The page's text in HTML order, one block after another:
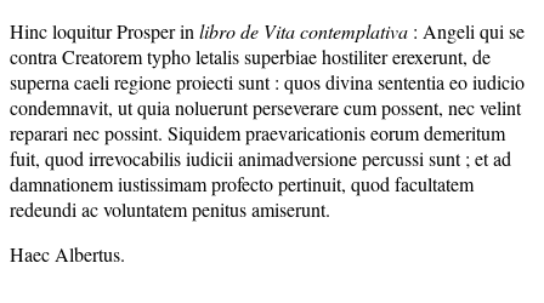
Hinc loquitur Prosper in libro de Vita contemplativa : Angeli qui se
contra Creatorem typho letalis superbiae hostiliter erexerunt, de
superna caeli regione proiecti sunt : quos divina sententia eo iudicio
condemnavit, ut quia noluerunt perseverare cum possent, nec velint
reparari nec possint. Siquidem praevaricationis eorum demeritum
fuit, quod irrevocabilis iudicii animadversione percussi sunt ; et ad
damnationem iustissimam profecto pertinuit, quod facultatem
redeundi ac voluntatem penitus amiserunt.
Haec Albertus.